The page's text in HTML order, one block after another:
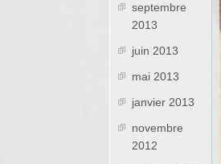
septembre
2013
juin 2013
mai 2013
janvier 2013
novembre
2012